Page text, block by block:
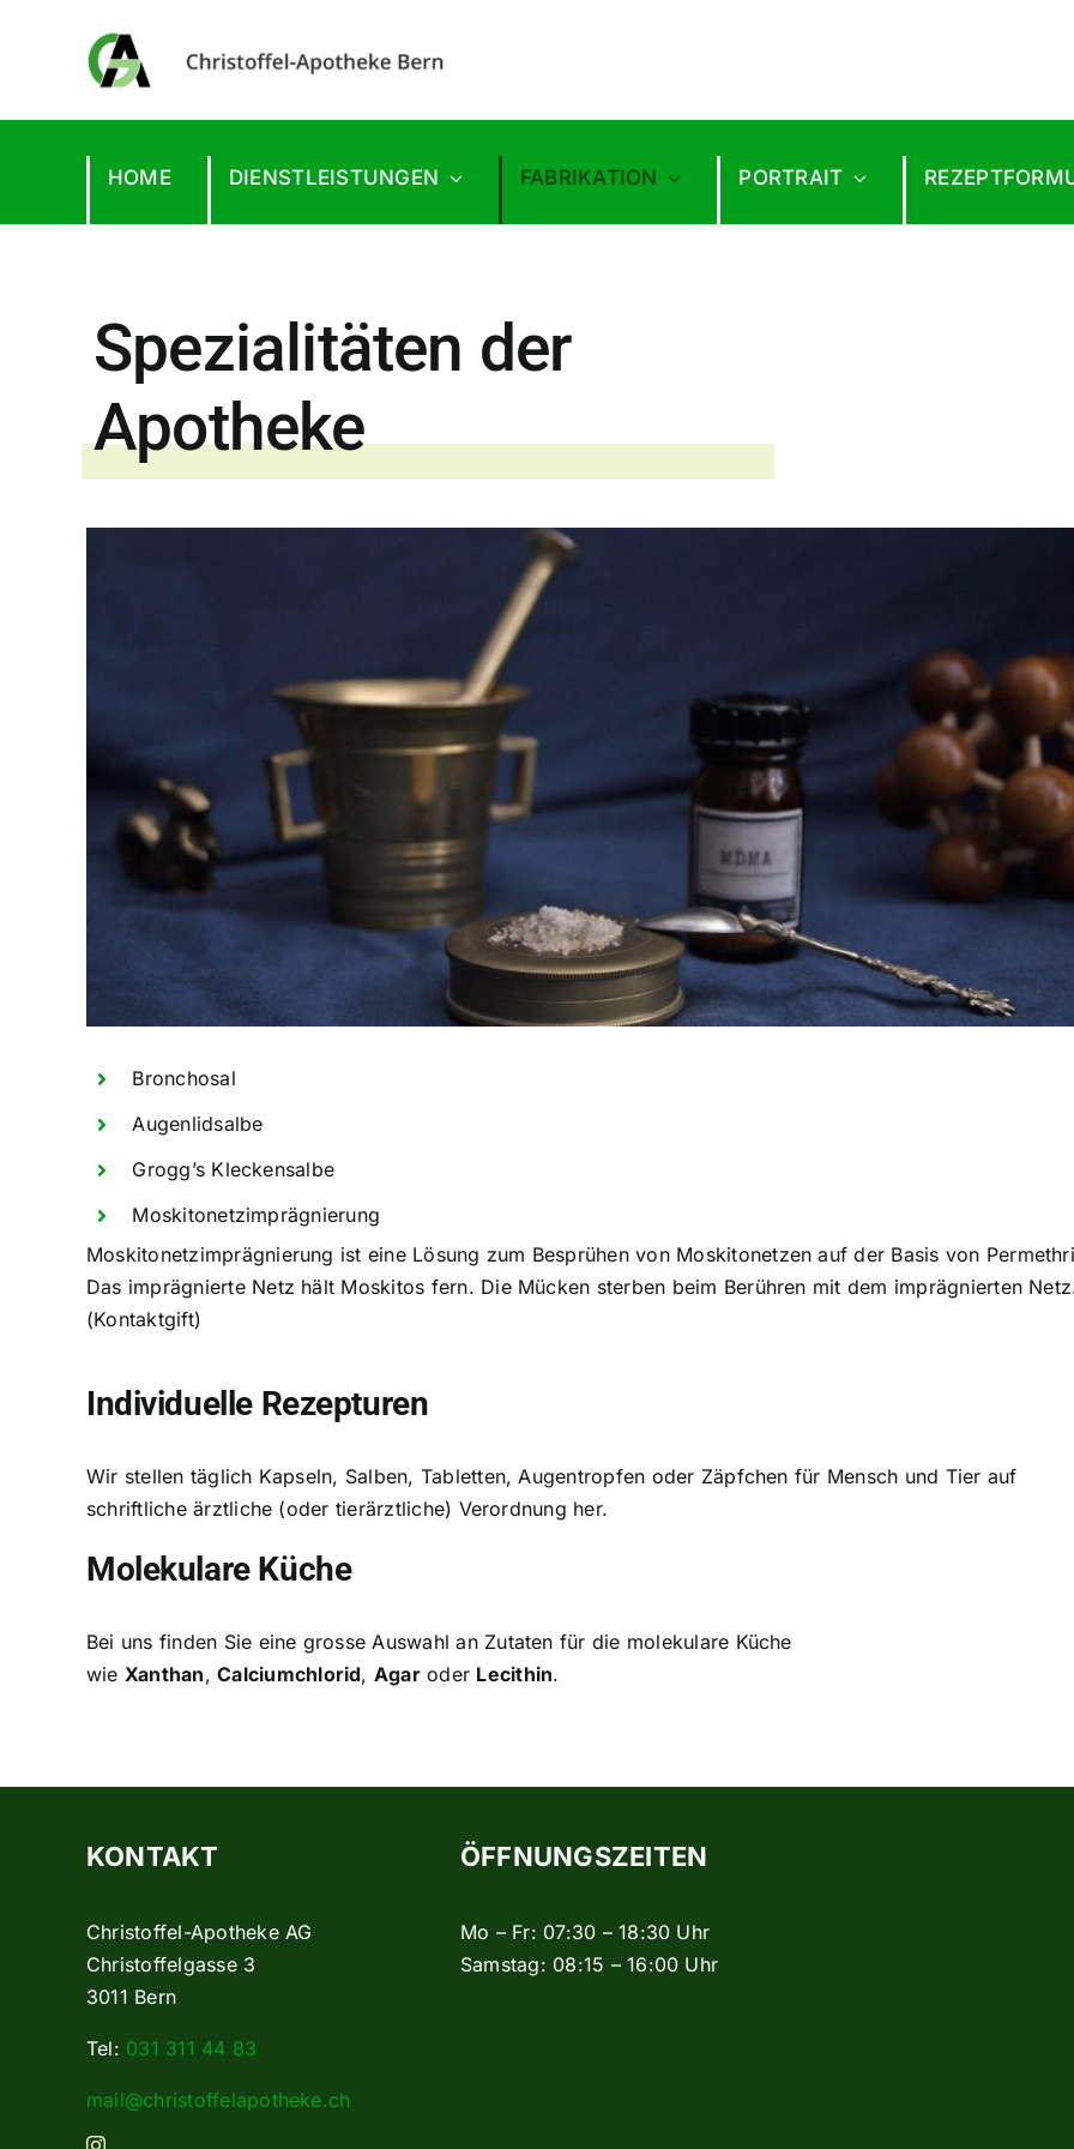
HOME DIENSTLEISTUNGEN FABRIKATION PORTRAIT
Spezialitäten der
Apotheke
Bronchosal
Augenlidsalbe
Grogg’s Kleckensalbe
Moskitonetzimprägnierung
Moskitonetzimprägnierung ist eine Lösung zum Besprühen von Moskitonetzen auf der Basis von
Das imprägnierte Netz hält Moskitos fern. Die Mücken sterben beim Berühren mit dem imprägnierten
(Kontaktgift)
Individuelle Rezepturen
Wir stellen täglich Kapseln, Salben, Tabletten, Augentropfen oder Zäpfchen für Mensch und Tier auf
schriftliche ärztliche (oder tierärztliche) Verordnung her.
Molekulare Küche
Bei uns finden Sie eine grosse Auswahl an Zutaten für die molekulare Küche
wie Xanthan,Calciumchlorid, Agaroder Lecithin.
KONTAKT
Christoffel-Apotheke AG
Christoffelgasse 3
3011 Bern
Tel: 031 311 44 83
mail@christoffelapotheke.ch
ÖFFNUNGSZEITEN
Mo – Fr: 07:30 – 18:30 Uhr
Samstag: 08:15 – 16:00 Uhr